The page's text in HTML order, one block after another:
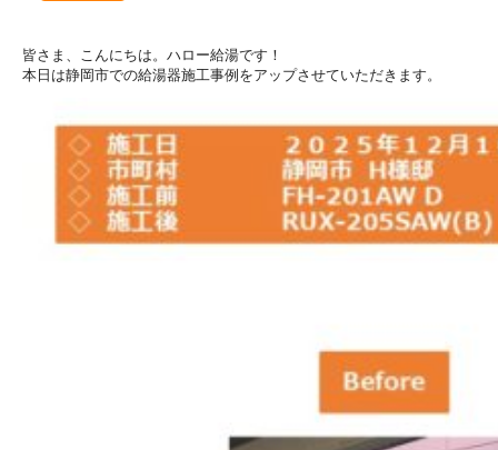
皆さま、こんにちは。ハロー給湯です！
本日は静岡市での給湯器施工事例をアップさせていただきます。